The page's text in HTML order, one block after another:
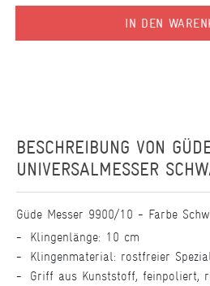
IN DEN
BESCHREIBUNG VON
UNIVERSALMESSER
Güde Messer 9900/10 - Farbe
Klingenlänge: 10 cm
Klingenmaterial: rostfreier
Griff aus Kunststoff, feinpoliert,